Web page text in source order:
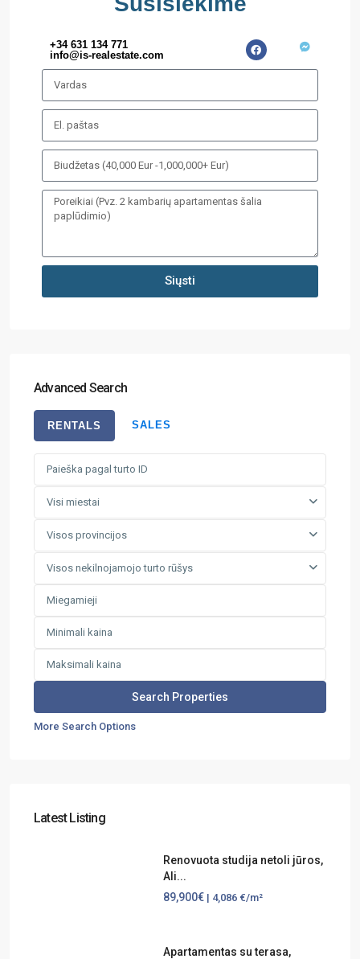
+34 631 134 771
info@is-realestate.com
Siųsti
Advanced Search
RENTALS SALES
Visi miestai
Visos provincijos
Visos nekilnojamojo turto rūšys
More Search Options
Latest Listing
Renovuota studija netoli jūros,
Ali...
89,900€ | 4,086 €/m²
Apartamentas su terasa,